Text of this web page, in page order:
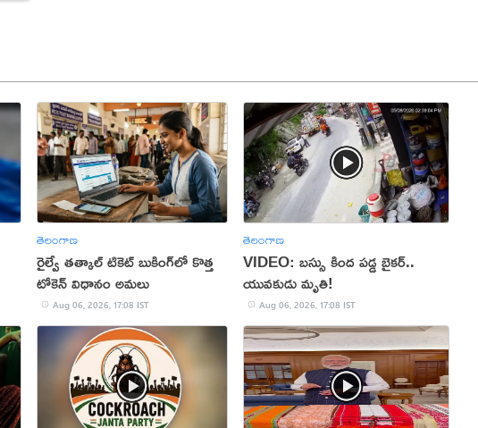
తెలంగాణ
రైల్వే తత్కాల్ టికెట్ బుకింగ్‌లో కొత్త
టోకెన్ విధానం అమలు
Aug 06, 2026, 17:08 IST
తెలంగాణ
VIDEO: బస్సు కింద పడ్డ బైకర్..
యువకుడు మృతి!
Aug 06, 2026, 17:08 IST